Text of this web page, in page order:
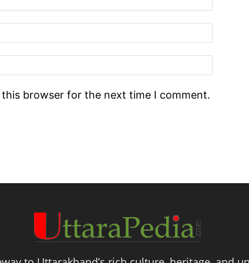
browser for the next time I comment.